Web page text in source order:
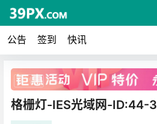
公告 签到 快讯
广告
格栅灯-IES光域网-ID:44-3